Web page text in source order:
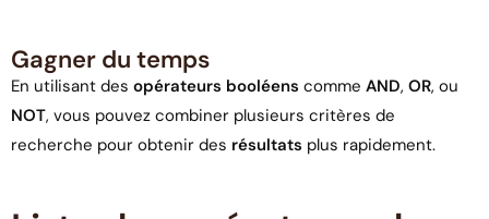
Gagner du temps
En utilisant des opérateurs booléens comme AND, OR, ou
NOT, vous pouvez combiner plusieurs critères de
recherche pour obtenir des résultats plus rapidement.